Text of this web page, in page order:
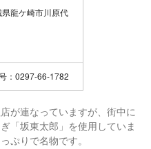
龍ケ崎市川原代
：0297-66-1782
が連なっていますが、街中に
「坂東太郎」を使用していま
ぷりで名物です。